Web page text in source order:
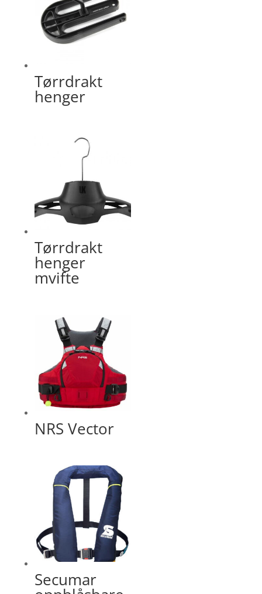
Tørrdrakt
henger
Tørrdrakt
henger
mvifte
NRS Vector
Secumar